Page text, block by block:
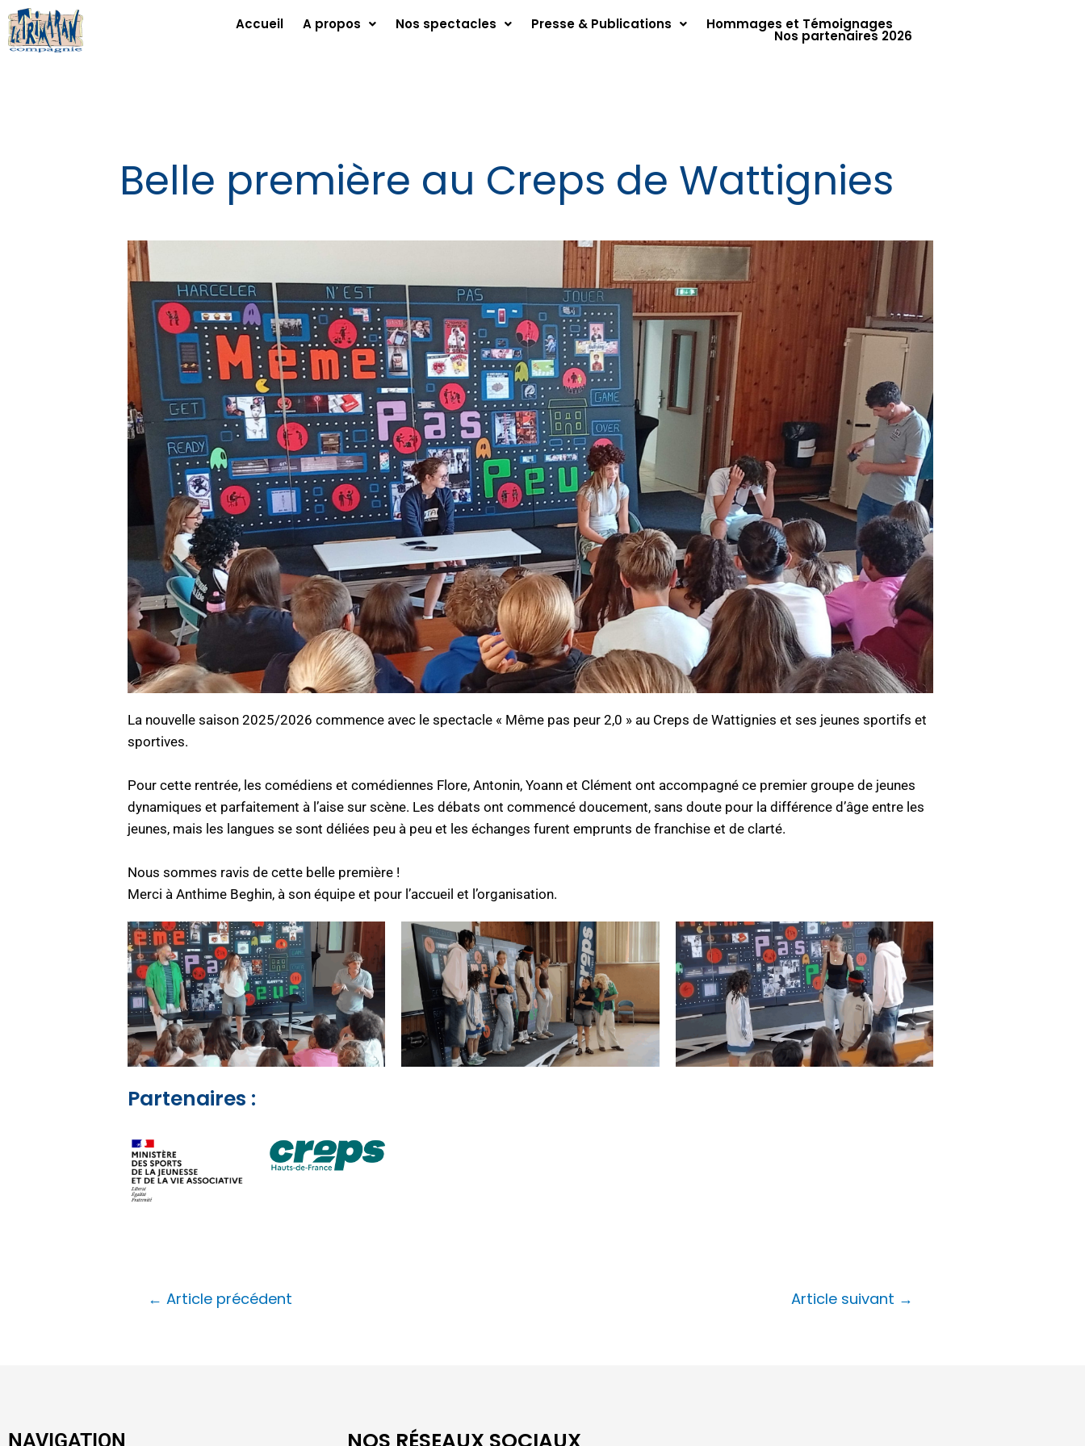
Accueil A propos Nos spectacles Presse & Publications Hommages et Témoignages
Nos partenaires 2026
Belle première au Creps de Wattignies
La nouvelle saison 2025/2026 commence avec le spectacle « Même pas peur 2,0 » au Creps de Wattignies et ses jeunes sportifs et
sportives.
Pour cette rentrée, les comédiens et comédiennes Flore, Antonin, Yoann et Clément ont accompagné ce premier groupe de jeunes
dynamiques et parfaitement à l’aise sur scène. Les débats ont commencé doucement, sans doute pour la différence d’âge entre les
jeunes, mais les langues se sont déliées peu à peu et les échanges furent emprunts de franchise et de clarté.
Nous sommes ravis de cette belle première !
Merci à Anthime Beghin, à son équipe et pour l’accueil et l’organisation.
Partenaires :
← Article précédent Article suivant →
NAVIGATION